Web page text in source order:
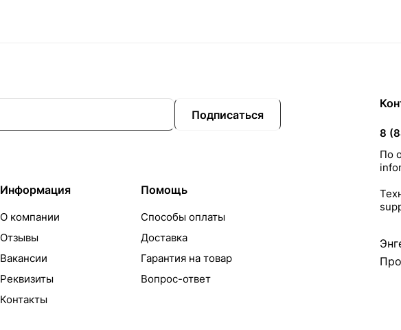
Подписаться
Информация
О компании
Отзывы
Вакансии
Реквизиты
Контакты
Помощь
Способы оплаты
Доставка
Гарантия на товар
Вопрос-ответ
8
По